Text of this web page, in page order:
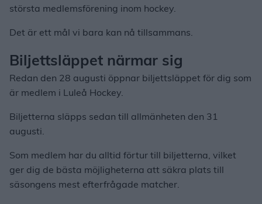
största medlemsförening inom hockey.
Det är ett mål vi bara kan nå tillsammans.
Biljettsläppet närmar sig
Redan den 28 augusti öppnar biljettsläppet för dig som
är medlem i Luleå Hockey.
Biljetterna släpps sedan till allmänheten den 31
augusti.
Som medlem har du alltid förtur till biljetterna, vilket
ger dig de bästa möjligheterna att säkra plats till
säsongens mest efterfrågade matcher.